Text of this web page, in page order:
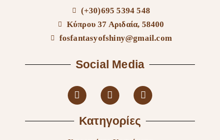
(+30)695 5394 548
Κύπρου 37 Αριδαία, 58400
fosfantasyofshiny@gmail.com
Social Media
Κατηγορίες